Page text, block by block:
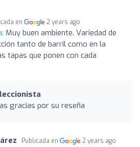
en 2 years ago
Muy buen ambiente. Variedad de
tanto de barril como en la
tapas que ponen con cada
gracias por su reseña
Publicada en 2 years ago